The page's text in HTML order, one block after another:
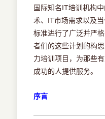
国际知名IT培训机构
术、IT市场需求以及
标准进行了广泛并严
者们的这些计划的构
力培训项目，为那些
成功的人提供服务。
序言